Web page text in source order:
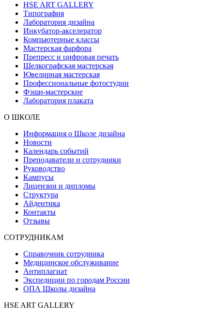
HSE ART GALLERY
Типография
Лаборатория дизайна
Инкубатор-акселератор
Компьютерные классы
Мастерская фарфора
Препресс и цифровая печать
Шелкографская мастерская
Ювелирная мастерская
Профессиональные фотостудии
Фэшн-мастерские
Лаборатория плаката
О ШКОЛЕ
Информация о Школе дизайна
Новости
Календарь событий
Преподаватели и сотрудники
Руководство
Кампусы
Лицензии и дипломы
Структура
Айдентика
Контакты
Отзывы
СОТРУДНИКАМ
Справочник сотрудника
Медицинское обслуживание
Антиплагиат
Экспедиции по городам России
ОПА Школы дизайна
HSE ART GALLERY